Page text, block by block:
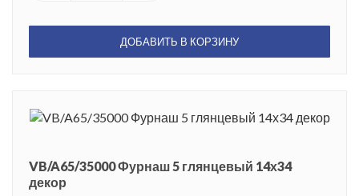
ДОБАВИТЬ В КОРЗИНУ
VB/A65/35000 Фурнаш 5 глянцевый 14х34
декор